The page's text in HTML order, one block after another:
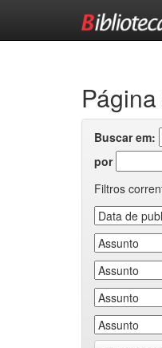
Buscar em:
por
Filtros